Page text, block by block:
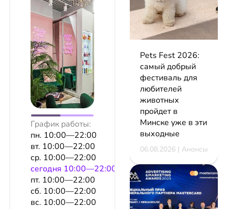
График работы:
пн. 10:00—22:00
вт. 10:00—22:00
ср. 10:00—22:00
сeгодня 10:00—22:00
пт. 10:00—22:00
сб. 10:00—22:00
вс. 10:00—22:00
Pets Fest 2026:
самый добрый
фестиваль для
любителей
животных
пройдет в
Минске уже в эти
выходные
06.08.2026 | Анонсы